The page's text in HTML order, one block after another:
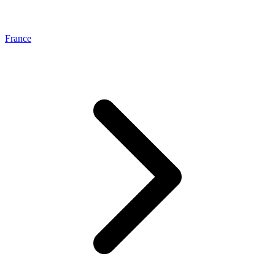
France